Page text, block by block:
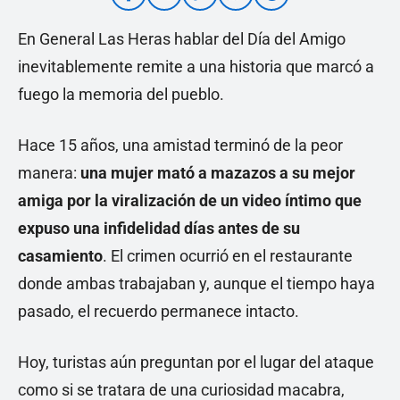
En General Las Heras hablar del Día del Amigo
inevitablemente remite a una historia que marcó a
fuego la memoria del pueblo.
Hace 15 años, una amistad terminó de la peor
manera: una mujer mató a mazazos a su mejor
amiga por la viralización de un video íntimo que
expuso una infidelidad días antes de su
casamiento. El crimen ocurrió en el restaurante
donde ambas trabajaban y, aunque el tiempo haya
pasado, el recuerdo permanece intacto.
Hoy, turistas aún preguntan por el lugar del ataque
como si se tratara de una curiosidad macabra,